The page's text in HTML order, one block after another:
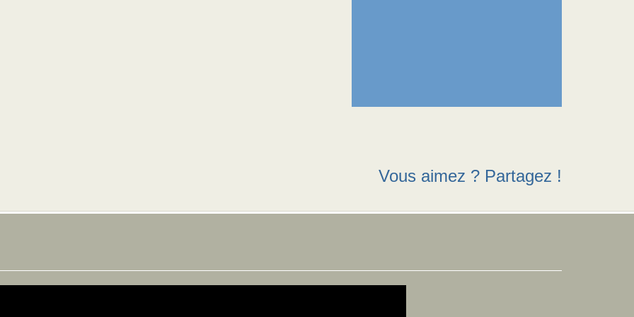
Vous aimez ? Partagez !